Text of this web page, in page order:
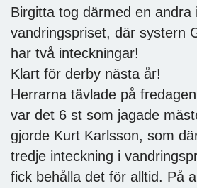
Birgitta tog därmed en andra
vandringspriset, där systern
har två inteckningar!
Klart för derby nästa år!
Herrarna tävlade på
var det 6 st som jagade
gjorde Kurt Karlsson, som
tredje inteckning i
fick behålla det för alltid. På